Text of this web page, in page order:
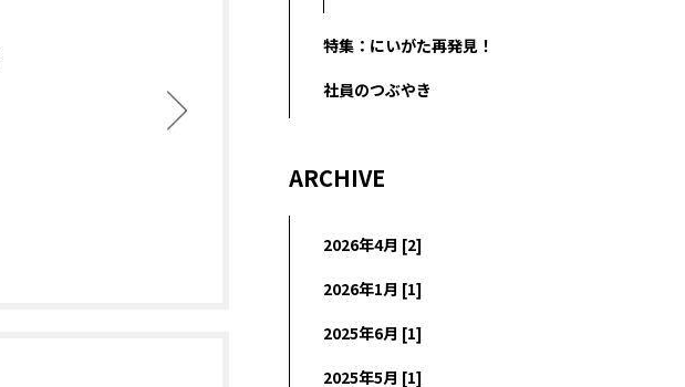
特集：にいがた再発見！
社員のつぶやき
ARCHIVE
2026年4月 [2]
2026年1月 [1]
2025年6月 [1]
2025年5月 [1]